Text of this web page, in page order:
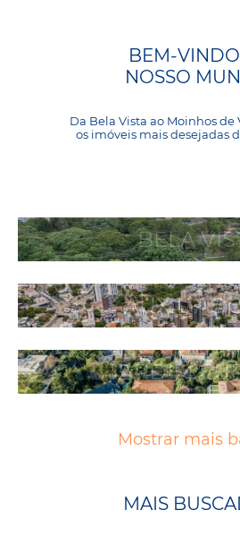
BEM-
NOSSO
Da Bela Vista ao Moinhos de
os imóveis mais desejadas
BELA
JARDIM
Mostrar mais
MAIS